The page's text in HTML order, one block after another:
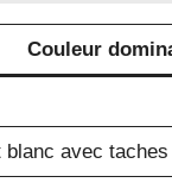
Couleur
blanc avec